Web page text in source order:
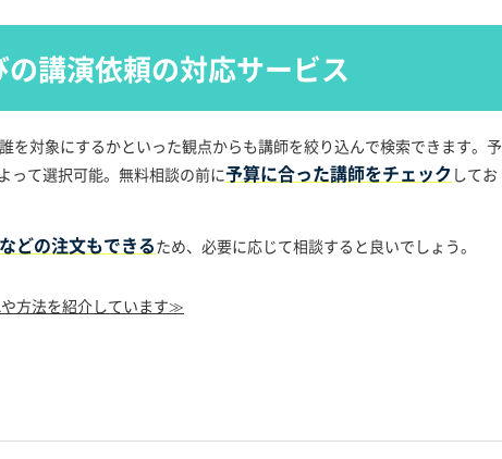
講演依頼の対応サービス
を対象にするかといった観点からも講師を絞り込んで検索できます。予
って選択可能。無料相談の前に予算に合った講師をチェック してお
どの注文もできるため、必要に応じて相談すると良いでしょう。
方法を紹介しています≫